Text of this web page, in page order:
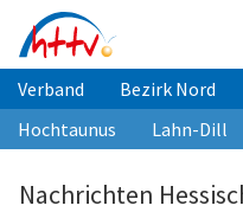
Inhalt
springen
Verband Bezirk Nord
Hochtaunus
Lahn-Dill
Nachrichten